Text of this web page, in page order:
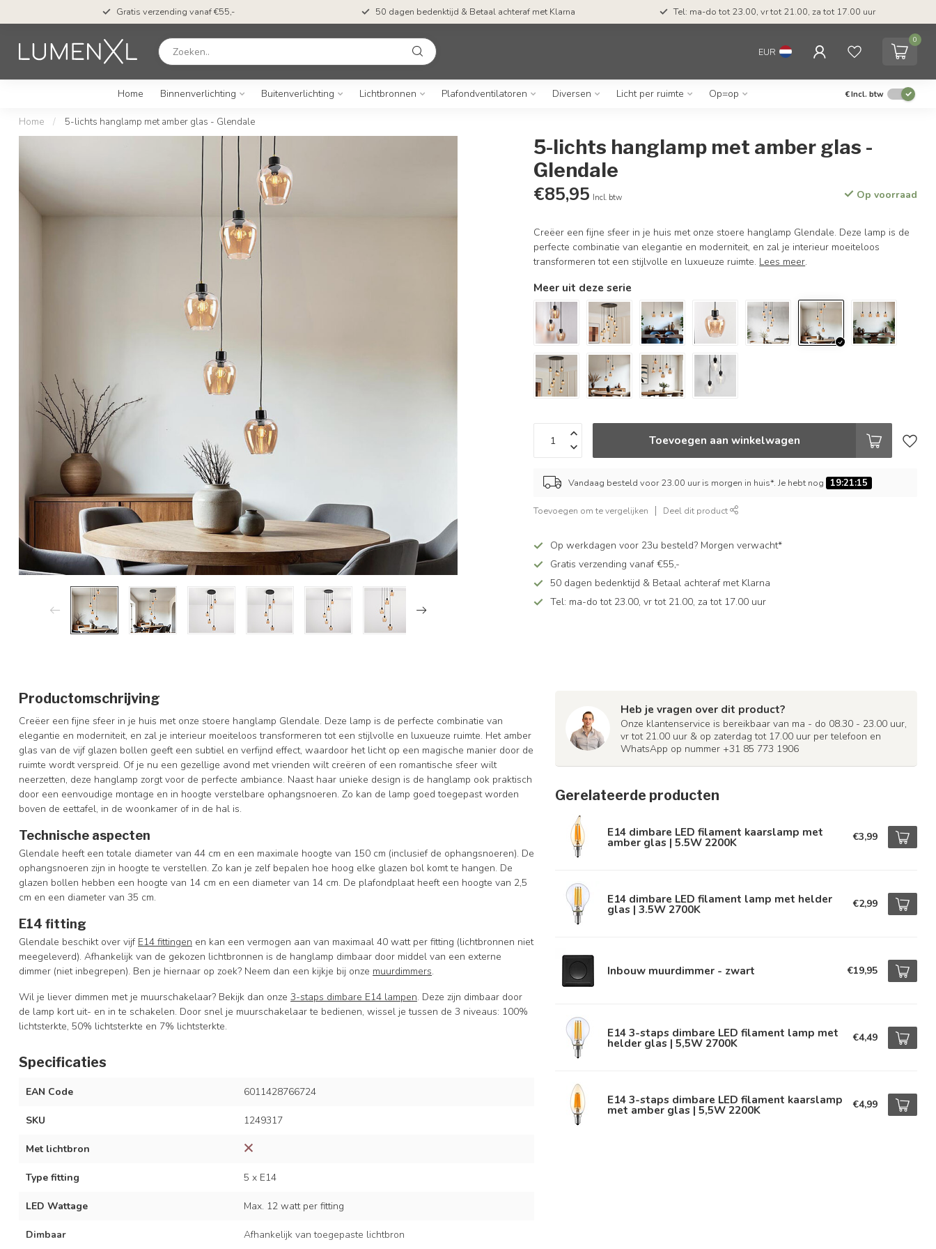
Gratis verzending vanaf €55,- 50 dagen bedenktijd & Betaal achteraf met Klarna Tel: ma-do tot 23.00, vr tot 21.00, za tot 17.00 uur
EUR
0
Home Binnenverlichting Buitenverlichting Lichtbronnen Plafondventilatoren Diversen Licht per ruimte Op=op €Incl. btw
Home / 5-lichts hanglamp met amber glas - Glendale
5-lichts hanglamp met amber glas -
Glendale
€85,95 Incl. btw Op voorraad
Creëer een fijne sfeer in je huis met onze stoere hanglamp Glendale. Deze lamp is de
perfecte combinatie van elegantie en moderniteit, en zal je interieur moeiteloos
transformeren tot een stijlvolle en luxueuze ruimte. Lees meer.
Meer uit deze serie
Toevoegen aan winkelwagen
Vandaag besteld voor 23.00 uur is morgen in huis*. Je hebt nog 19:21:14
Toevoegen om te vergelijken Deel dit product
Op werkdagen voor 23u besteld? Morgen verwacht*
Gratis verzending vanaf €55,-
50 dagen bedenktijd & Betaal achteraf met Klarna
Tel: ma-do tot 23.00, vr tot 21.00, za tot 17.00 uur
Productomschrijving
Creëer een fijne sfeer in je huis met onze stoere hanglamp Glendale. Deze lamp is de perfecte combinatie van
elegantie en moderniteit, en zal je interieur moeiteloos transformeren tot een stijlvolle en luxueuze ruimte. Het amber
glas van de vijf glazen bollen geeft een subtiel en verfijnd effect, waardoor het licht op een magische manier door de
ruimte wordt verspreid. Of je nu een gezellige avond met vrienden wilt creëren of een romantische sfeer wilt
neerzetten, deze hanglamp zorgt voor de perfecte ambiance. Naast haar unieke design is de hanglamp ook praktisch
door een eenvoudige montage en in hoogte verstelbare ophangsnoeren. Zo kan de lamp goed toegepast worden
boven de eettafel, in de woonkamer of in de hal is.
Technische aspecten
Glendale heeft een totale diameter van 44 cm en een maximale hoogte van 150 cm (inclusief de ophangsnoeren). De
ophangsnoeren zijn in hoogte te verstellen. Zo kan je zelf bepalen hoe hoog elke glazen bol komt te hangen. De
glazen bollen hebben een hoogte van 14 cm en een diameter van 14 cm. De plafondplaat heeft een hoogte van 2,5
cm en een diameter van 35 cm.
E14 fitting
Glendale beschikt over vijf E14 fittingen en kan een vermogen aan van maximaal 40 watt per fitting (lichtbronnen niet
meegeleverd). Afhankelijk van de gekozen lichtbronnen is de hanglamp dimbaar door middel van een externe
dimmer (niet inbegrepen). Ben je hiernaar op zoek? Neem dan een kijkje bij onze muurdimmers.
Wil je liever dimmen met je muurschakelaar? Bekijk dan onze 3-staps dimbare E14 lampen. Deze zijn dimbaar door
de lamp kort uit- en in te schakelen. Door snel je muurschakelaar te bedienen, wissel je tussen de 3 niveaus: 100%
lichtsterkte, 50% lichtsterkte en 7% lichtsterkte.
Specificaties
EAN Code 6011428766724
SKU 1249317
Met lichtbron
Type fitting 5 x E14
LED Wattage Max. 12 watt per fitting
Dimbaar Afhankelijk van toegepaste lichtbron
Heb je vragen over dit product?
Onze klantenservice is bereikbaar van ma - do 08.30 - 23.00 uur,
vr tot 21.00 uur & op zaterdag tot 17.00 uur per telefoon en
WhatsApp op nummer +31 85 773 1906
Gerelateerde producten
E14 dimbare LED filament kaarslamp met
amber glas | 5.5W 2200K €3,99
E14 dimbare LED filament lamp met helder
glas | 3.5W 2700K €2,99
Inbouw muurdimmer - zwart €19,95
E14 3-staps dimbare LED filament lamp met
helder glas | 5,5W 2700K €4,49
E14 3-staps dimbare LED filament kaarslamp
met amber glas | 5,5W 2200K €4,99